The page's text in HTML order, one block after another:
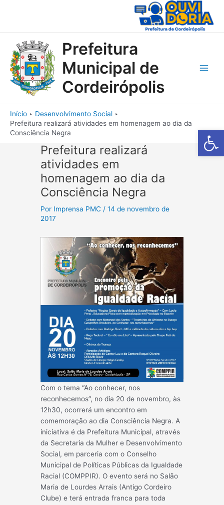
Barra de
Prefeitura
Municipal de
Cordeirópolis
Início
Desenvolvimento Social
Prefeitura realizará atividades em homenagem ao dia da
Consciência Negra
Prefeitura realizará
atividades em
homenagem ao dia da
Consciência Negra
Por Imprensa PMC /14 de novembro de
2017
Com o tema “Ao conhecer, nos
reconhecemos”, no dia 20 de novembro, às
12h30, ocorrerá um encontro em
comemoração ao dia Consciência Negra. A
iniciativa é da Prefeitura Municipal, através
da Secretaria da Mulher e Desenvolvimento
Social, em parceria com o Conselho
Municipal de Políticas Públicas da Igualdade
Racial (COMPPIR). O evento será no Salão
Maria de Lourdes Arrais (Antigo Cordeiro
Clube) e terá entrada franca para toda